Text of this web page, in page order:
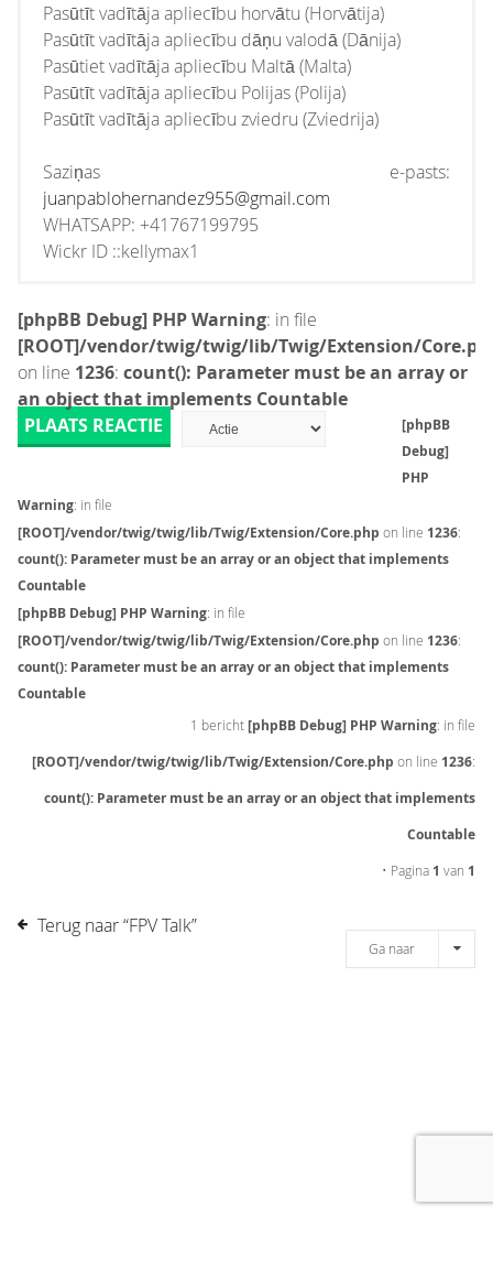
Pasūtīt vadītāja apliecību horvātu (Horvātija)
Pasūtīt vadītāja apliecību dāņu valodā (Dānija)
Pasūtiet vadītāja apliecību Maltā (Malta)
Pasūtīt vadītāja apliecību Polijas (Polija)
Pasūtīt vadītāja apliecību zviedru (Zviedrija)
Saziņas e-pasts:
juanpablohernandez955@gmail.com
WHATSAPP: +41767199795
Wickr ID ::kellymax1
[phpBB Debug] PHP Warning: in file
[ROOT]/vendor/twig/twig/lib/Twig/Extension/
on line 1236: count(): Parameter must be an array or
an object that implements Countable
PLAATS REACTIE
[phpBB
Debug]
PHP
Warning: in file
[ROOT]/vendor/twig/twig/lib/Twig/Extension/Core.php on line 1236:
count(): Parameter must be an array or an object that implements
Countable
[phpBB Debug] PHP Warning: in file
[ROOT]/vendor/twig/twig/lib/Twig/Extension/Core.php on line 1236:
count(): Parameter must be an array or an object that implements
Countable
1 bericht[phpBB Debug] PHP Warning: in file
[ROOT]/vendor/twig/twig/lib/Twig/Extension/Core.php on line 1236:
count(): Parameter must be an array or an object that implements
Countable
• Pagina 1 van 1
Terug naar “FPV Talk”
Ga naar